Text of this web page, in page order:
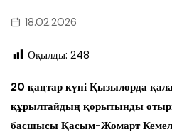
18.02.2026
Оқылды: 248
20 қаңтар күні Қызылорда
құрылтайдың қорытынды
басшысы Қасым-Жомарт